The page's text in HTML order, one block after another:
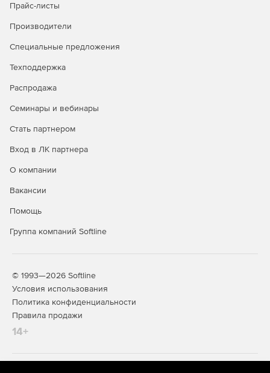
Прайс-листы
Производители
Специальные предложения
Техподдержка
Распродажа
Семинары и вебинары
Стать партнером
Вход в ЛК партнера
О компании
Вакансии
Помощь
Группа компаний Softline
© 1993—2026 Softline
Условия использования
Политика конфиденциальности
Правила продажи
14+